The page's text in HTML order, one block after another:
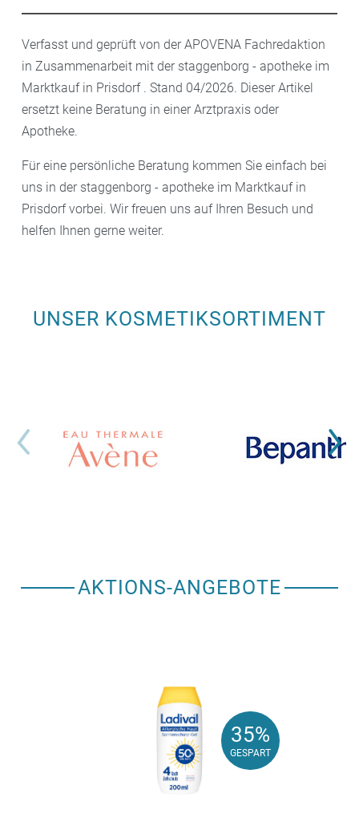
Verfasst und geprüft von der APOVENA Fachredaktion
in Zusammenarbeit mit der staggenborg - apotheke im
Marktkauf in Prisdorf . Stand 04/2026. Dieser Artikel
ersetzt keine Beratung in einer Arztpraxis oder
Apotheke.
Für eine persönliche Beratung kommen Sie einfach bei
uns in der staggenborg - apotheke im Marktkauf in
Prisdorf vorbei. Wir freuen uns auf Ihren Besuch und
helfen Ihnen gerne weiter.
UNSER KOSMETIKSORTIMENT
AKTIONS-ANGEBOTE
35%
GESPART
35%
GESPART